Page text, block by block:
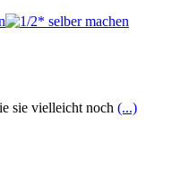
sie vielleicht noch (...)